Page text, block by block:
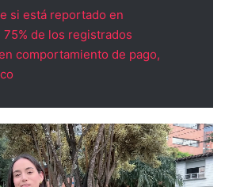
si está reportado en
75% de los registrados
comportamiento de pago,